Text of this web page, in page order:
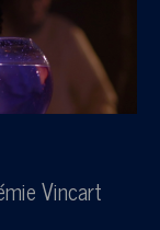
Vincart